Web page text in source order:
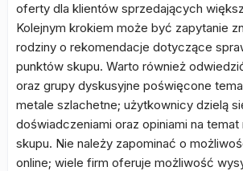
oferty dla klientów sprzedających
Kolejnym krokiem może być zapytanie
rodziny o rekomendacje dotyczące
punktów skupu. Warto również
oraz grupy dyskusyjne poświęcone
metale szlachetne; użytkownicy dzielą
doświadczeniami oraz opiniami na
skupu. Nie należy zapominać o
online; wiele firm oferuje możliwość